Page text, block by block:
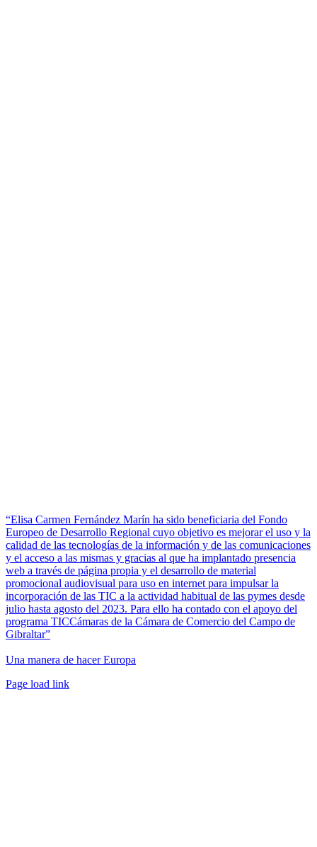
“Elisa Carmen Fernández Marín ha sido beneficiaria del Fondo
Europeo de Desarrollo Regional cuyo objetivo es mejorar el uso y la
calidad de las tecnologías de la información y de las comunicaciones
y el acceso a las mismas y gracias al que ha implantado presencia
web a través de página propia y el desarrollo de material
promocional audiovisual para uso en internet para impulsar la
incorporación de las TIC a la actividad habitual de las pymes desde
julio hasta agosto del 2023. Para ello ha contado con el apoyo del
programa TICCámaras de la Cámara de Comercio del Campo de
Gibraltar”
Una manera de hacer Europa
Facebook
Twitter
Instagram
Pinterest
Page load link